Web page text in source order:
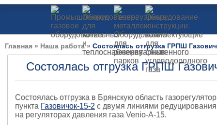
Главная » Наша работа» Состоялась отгрузка ГРПШ
Состоялась отгрузка ГРПШ
Состоялась отгрузка в Брянскую область
пункта Газовичок-15-2 с двумя линиями
на регуляторах давления газа Venio-А-15.